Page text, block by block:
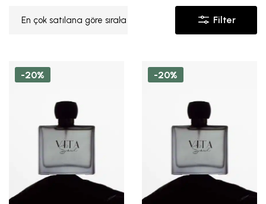
En çok satılana göre sırala Filter
-20% -20%